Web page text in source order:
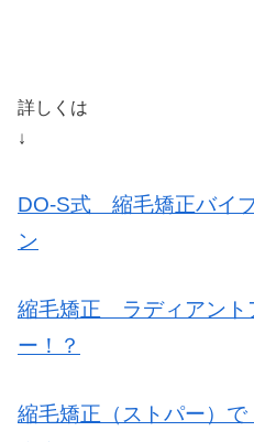
詳しくは
↓
DO-S式 縮毛矯正バイ
ン
縮毛矯正 ラディアント
ー！？
縮毛矯正（ストパー）